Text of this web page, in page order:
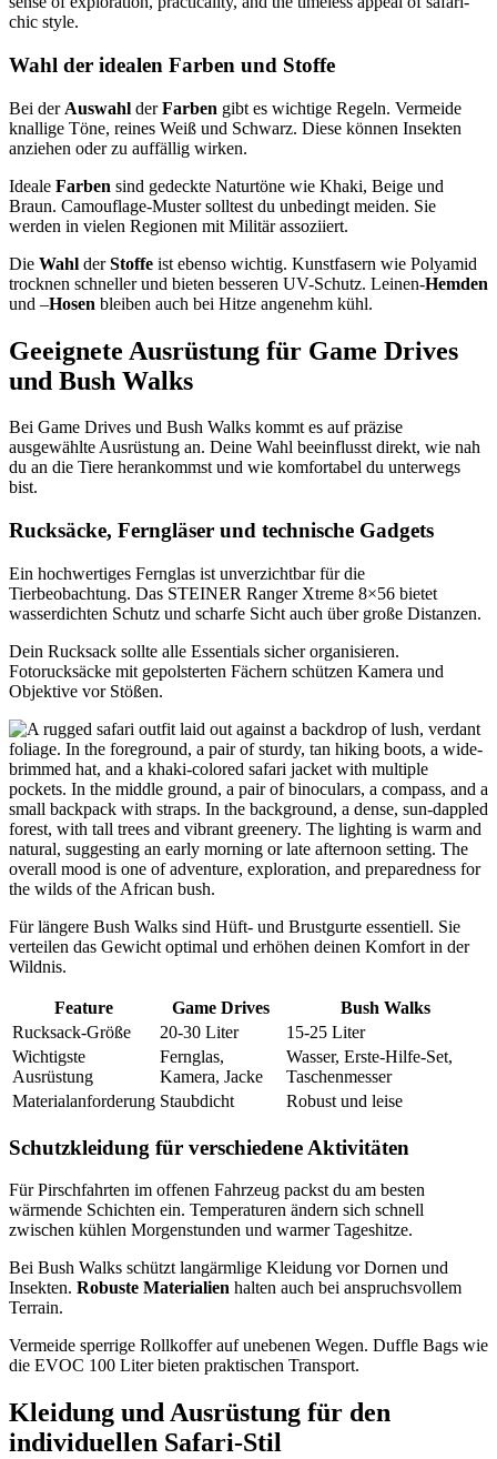
Wahl der idealen Farben und Stoffe
Bei der Auswahl derFarben gibt es wichtige Regeln. Vermeide
knallige Töne, reines Weiß und Schwarz. Diese können Insekten
anziehen oder zu auffällig wirken.
Ideale Farben sind gedeckte Naturtöne wie Khaki, Beige und
Braun. Camouflage-Muster solltest du unbedingt meiden. Sie
werden in vielen Regionen mit Militär assoziiert.
Die Wahl derStoffe ist ebenso wichtig. Kunstfasern wie Polyamid
trocknen schneller und bieten besseren UV-Schutz. Leinen-Hemden
und –Hosen bleiben auch bei Hitze angenehm kühl.
Geeignete Ausrüstung für Game Drives
und Bush Walks
Bei Game Drives und Bush Walks kommt es auf präzise
ausgewählte Ausrüstung an. Deine Wahl beeinflusst direkt, wie nah
du an die Tiere herankommst und wie komfortabel du unterwegs
bist.
Rucksäcke, Ferngläser und technische Gadgets
Ein hochwertiges Fernglas ist unverzichtbar für die
Tierbeobachtung. Das STEINER Ranger Xtreme 8×56 bietet
wasserdichten Schutz und scharfe Sicht auch über große Distanzen.
Dein Rucksack sollte alle Essentials sicher organisieren.
Fotorucksäcke mit gepolsterten Fächern schützen Kamera und
Objektive vor Stößen.
Für längere Bush Walks sind Hüft- und Brustgurte essentiell. Sie
verteilen das Gewicht optimal und erhöhen deinen Komfort in der
Wildnis.
Feature Game Drives
Bush Walks
Rucksack-Größe
20-30 Liter
15-25 Liter
Wichtigste
Ausrüstung
Fernglas,
Kamera, Jacke
Wasser, Erste-Hilfe-Set,
Taschenmesser
Materialanforderung Staubdicht Robust und leise
Schutzkleidung für verschiedene Aktivitäten
Für Pirschfahrten im offenen Fahrzeug packst du am besten
wärmende Schichten ein. Temperaturen ändern sich schnell
zwischen kühlen Morgenstunden und warmer Tageshitze.
Bei Bush Walks schützt langärmlige Kleidung vor Dornen und
Insekten. Robuste Materialien halten auch bei anspruchsvollem
Terrain.
Vermeide sperrige Rollkoffer auf unebenen Wegen. Duffle Bags wie
die EVOC 100 Liter bieten praktischen Transport.
Kleidung und Ausrüstung für den
individuellen Safari-Stil